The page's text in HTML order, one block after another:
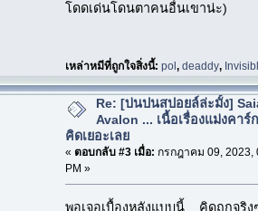
โดดเด่นโดนตาคนอื่นเขาน่ะ)
เหล่าหมีที่ถูกใจสิ่งนี้:pol,deaddy,
Re: [บ่นปนสปอยล์ล่ะมั้ง]
Avalon ... เนื้อเรื่องแม่งคาร์
คิดเยอะเลย
« ตอบกลับ #3 เมื่อ: กรกฎาคม 09, 2023,
PM »
พอเจอเบื้องหลังแบบนี้....คิดถูกจ